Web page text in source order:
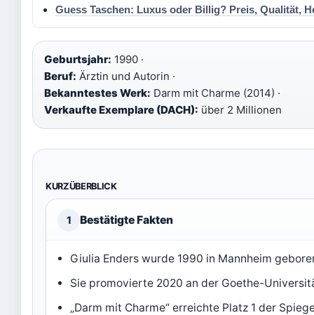
Guess Taschen: Luxus oder Billig? Preis, Qualität,
Geburtsjahr: 1990 ·
Beruf: Ärztin und Autorin ·
Bekanntestes Werk: Darm mit Charme (2014) ·
Verkaufte Exemplare (DACH): über 2 Millionen
KURZÜBERBLICK
1 Bestätigte Fakten
Giulia Enders wurde 1990 in Mannheim
Sie promovierte 2020 an der Goethe-
„Darm mit Charme“ erreichte Platz 1 der